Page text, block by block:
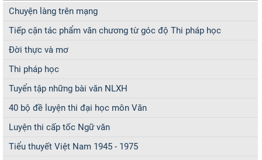
Chuyện làng trên mạng
Tiếp cận tác phẩm văn chương từ góc độ Thi pháp học
Đời thực và mơ
Thi pháp học
Tuyển tập những bài văn NLXH
40 bộ đề luyện thi đại học môn Văn
Luyện thi cấp tốc Ngữ văn
Tiểu thuyết Việt Nam 1945 - 1975